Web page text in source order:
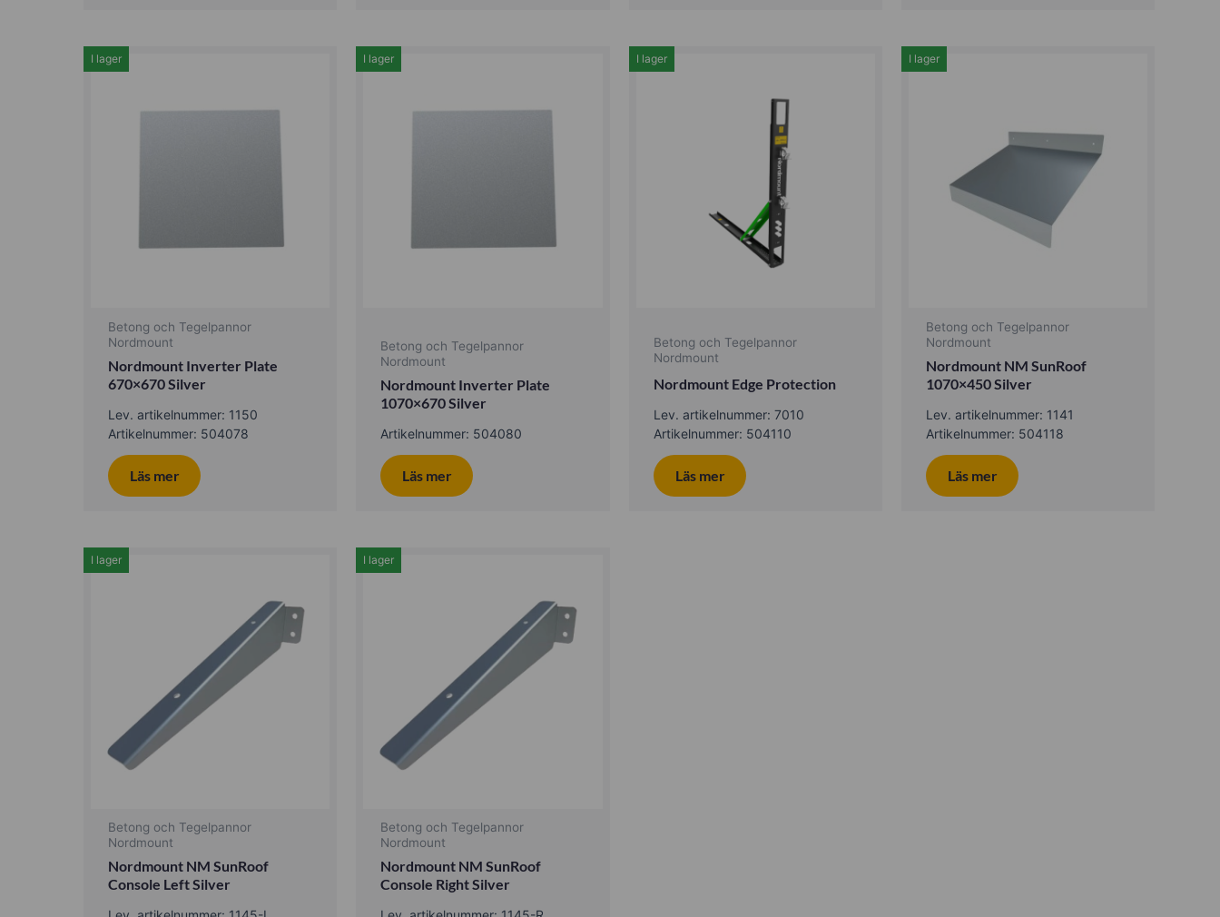
Betong och Tegelpannor
Nordmount
Nordmount Inverter Plate
670×670 Silver
Lev. artikelnummer: 1150
Artikelnummer: 504078
I lager
Läs mer
Betong och Tegelpannor
Nordmount
Nordmount Inverter Plate
1070×670 Silver
Artikelnummer: 504080
I lager
Läs mer
Betong och Tegelpannor
Nordmount
Nordmount Edge Protection
Lev. artikelnummer: 7010
Artikelnummer: 504110
I lager
Läs mer
Betong och Tegelpannor
Nordmount
Nordmount NM SunRoof
1070×450 Silver
Lev. artikelnummer: 1141
Artikelnummer: 504118
I lager
Läs mer
Betong och Tegelpannor
Nordmount
Nordmount NM SunRoof
Console Left Silver
I lager
Betong och Tegelpannor
Nordmount
Nordmount NM SunRoof
Console Right Silver
I lager